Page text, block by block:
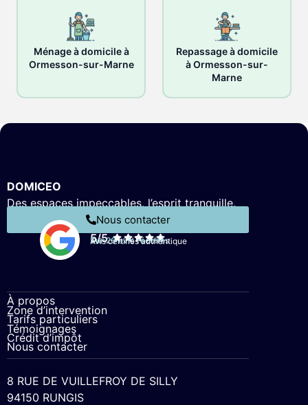
Ménage à domicile à
Ormesson-sur-Marne
Repassage à domicile
à Ormesson-sur-
Marne
DOMICEO
Des espaces impeccables, l’esprit tranquille.
Nous contacter
5/5
Sur 26 avis récoltés
Avis certifiés authentique
À propos
Zone d’intervention
Tarifs particuliers
Témoignages
Crédit d’impôt
Nous contacter
8 RUE DE VUILLEFROY DE SILLY
94150 RUNGIS